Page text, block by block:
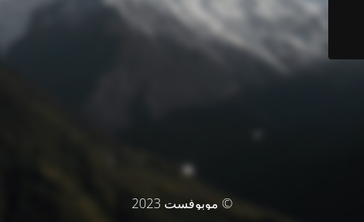
© موبوفست 2023